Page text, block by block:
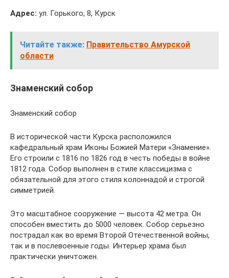
Адрес: ул. Горького, 8, Курск
Читайте также: Правительство Амурской
области
Знаменский собор
Знаменский собор
В исторической части Курска расположился
кафедральный храм Иконы Божией Матери «Знамение».
Его строили с 1816 по 1826 год в честь победы в войне
1812 года. Собор выполнен в стиле классицизма с
обязательной для этого стиля колоннадой и строгой
симметрией.
Это масштабное сооружение — высота 42 метра. Он
способен вместить до 5000 человек. Собор серьезно
пострадал как во время Второй Отечественной войны,
так и в послевоенные годы. Интерьер храма был
практически уничтожен.